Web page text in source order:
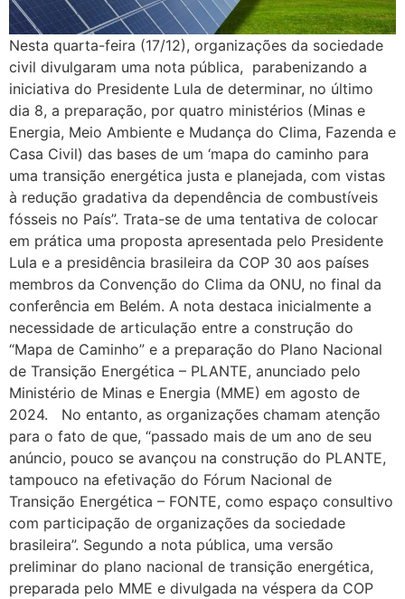
Nesta quarta-feira (17/12), organizações da sociedade
civil divulgaram uma nota pública, parabenizando a
iniciativa do Presidente Lula de determinar, no último
dia 8, a preparação, por quatro ministérios (Minas e
Energia, Meio Ambiente e Mudança do Clima, Fazenda e
Casa Civil) das bases de um ‘mapa do caminho para
uma transição energética justa e planejada, com vistas
à redução gradativa da dependência de combustíveis
fósseis no País”. Trata-se de uma tentativa de colocar
em prática uma proposta apresentada pelo Presidente
Lula e a presidência brasileira da COP 30 aos países
membros da Convenção do Clima da ONU, no final da
conferência em Belém. A nota destaca inicialmente a
necessidade de articulação entre a construção do
“Mapa de Caminho” e a preparação do Plano Nacional
de Transição Energética – PLANTE, anunciado pelo
Ministério de Minas e Energia (MME) em agosto de
2024. No entanto, as organizações chamam atenção
para o fato de que, “passado mais de um ano de seu
anúncio, pouco se avançou na construção do PLANTE,
tampouco na efetivação do Fórum Nacional de
Transição Energética – FONTE, como espaço consultivo
com participação de organizações da sociedade
brasileira”. Segundo a nota pública, uma versão
preliminar do plano nacional de transição energética,
preparada pelo MME e divulgada na véspera da COP